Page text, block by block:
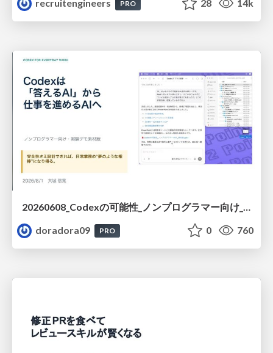
recruitengineers PRO 28 14k
20260608_Codexの可能性_ノンプログラマー向け_大城追記
doradora09
PRO 0 760